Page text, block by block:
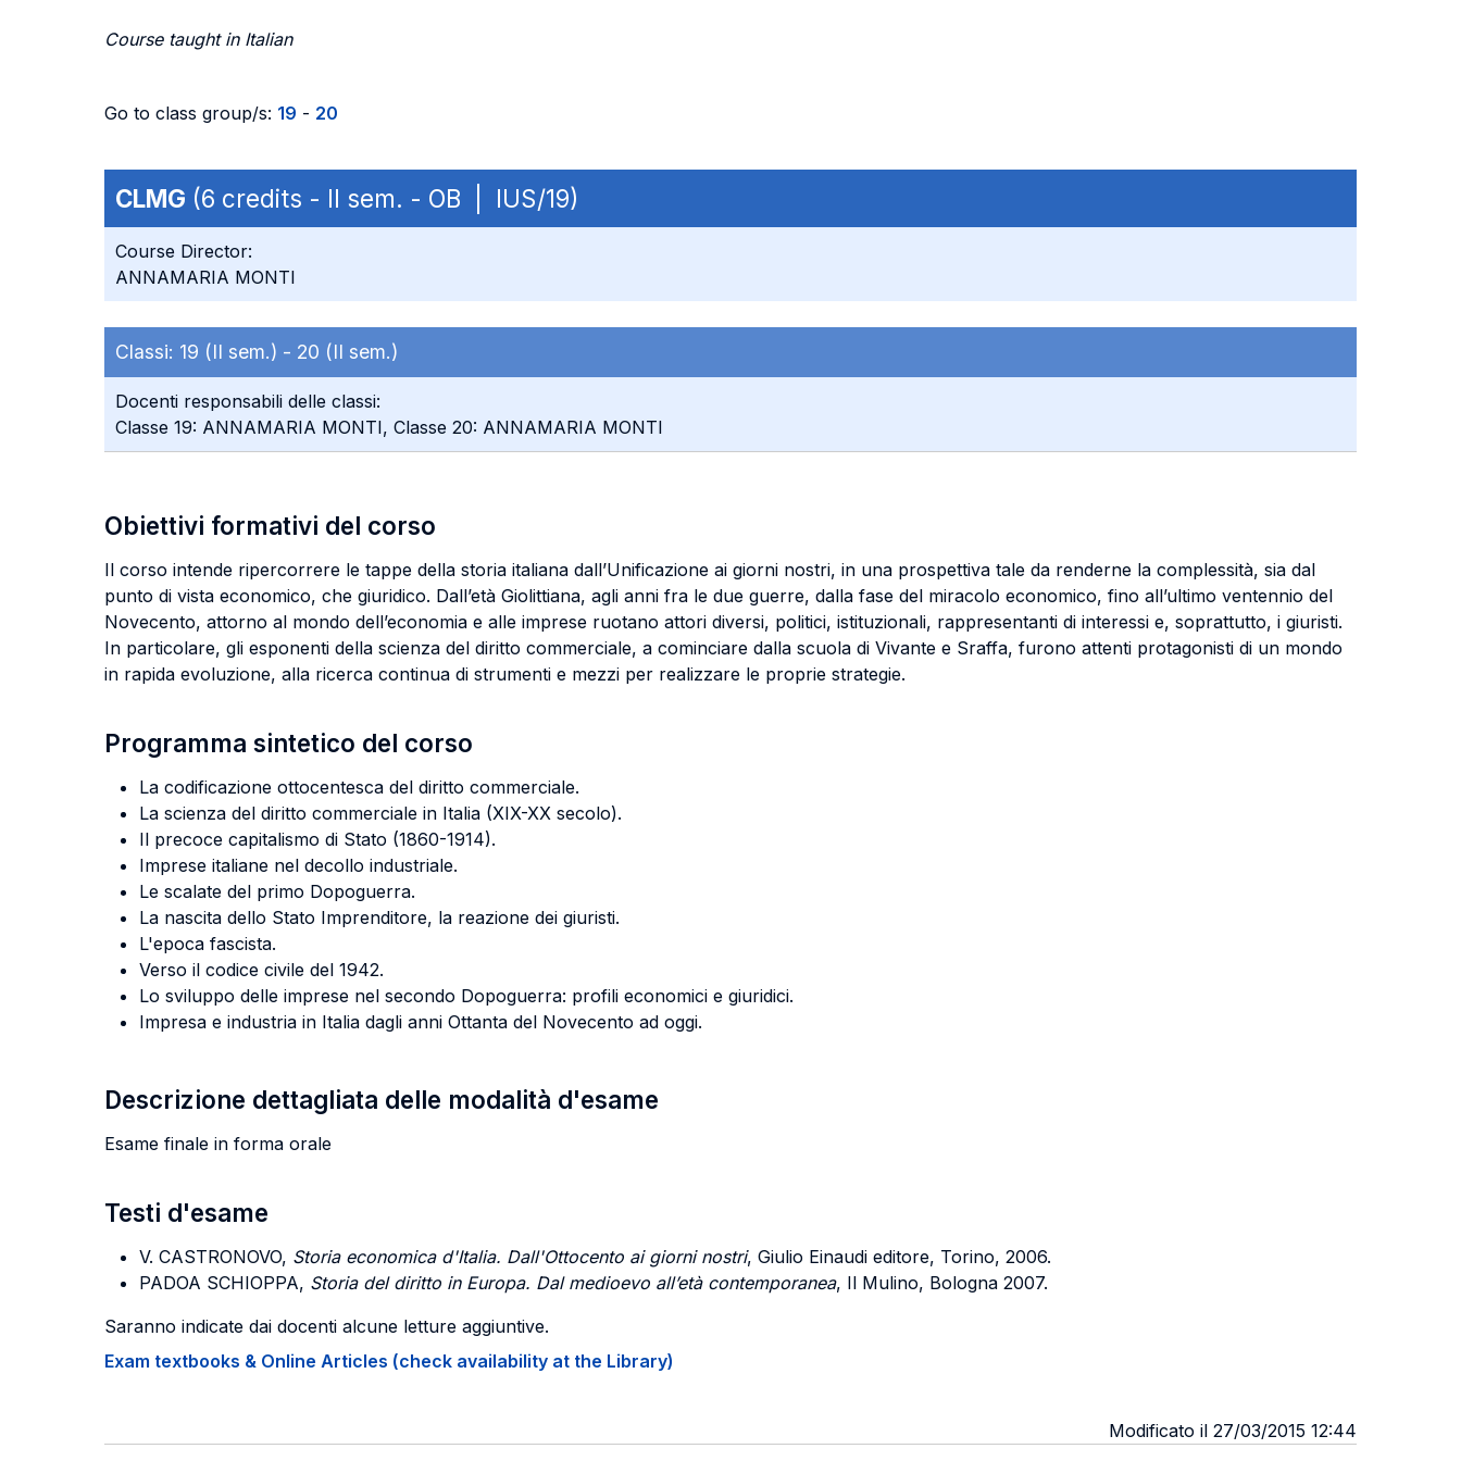
Course taught in Italian
Go to class group/s: 19 - 20
CLMG (6 credits - II sem. - OB | IUS/19)
Course Director:
ANNAMARIA MONTI
Classi: 19 (II sem.) - 20 (II sem.)
Docenti responsabili delle classi:
Classe 19: ANNAMARIA MONTI, Classe 20: ANNAMARIA MONTI
Obiettivi formativi del corso
Il corso intende ripercorrere le tappe della storia italiana dall’Unificazione ai giorni nostri, in una prospettiva tale da renderne la complessità, sia dal
punto di vista economico, che giuridico. Dall’età Giolittiana, agli anni fra le due guerre, dalla fase del miracolo economico, fino all’ultimo ventennio del
Novecento, attorno al mondo dell’economia e alle imprese ruotano attori diversi, politici, istituzionali, rappresentanti di interessi e, soprattutto, i giuristi.
In particolare, gli esponenti della scienza del diritto commerciale, a cominciare dalla scuola di Vivante e Sraffa, furono attenti protagonisti di un mondo
in rapida evoluzione, alla ricerca continua di strumenti e mezzi per realizzare le proprie strategie.
Programma sintetico del corso
La codificazione ottocentesca del diritto commerciale.
La scienza del diritto commerciale in Italia (XIX-XX secolo).
Il precoce capitalismo di Stato (1860-1914).
Imprese italiane nel decollo industriale.
Le scalate del primo Dopoguerra.
La nascita dello Stato Imprenditore, la reazione dei giuristi.
L'epoca fascista.
Verso il codice civile del 1942.
Lo sviluppo delle imprese nel secondo Dopoguerra: profili economici e giuridici.
Impresa e industria in Italia dagli anni Ottanta del Novecento ad oggi.
Descrizione dettagliata delle modalità d'esame
Esame finale in forma orale
Testi d'esame
V. CASTRONOVO, Storia economica d'Italia. Dall'Ottocento ai giorni nostri, Giulio Einaudi editore, Torino, 2006.
PADOA SCHIOPPA, Storia del diritto in Europa. Dal medioevo all’età contemporanea, Il Mulino, Bologna 2007.
Saranno indicate dai docenti alcune letture aggiuntive.
Exam textbooks & Online Articles (check availability at the Library)
Modificato il 27/03/2015 12:44